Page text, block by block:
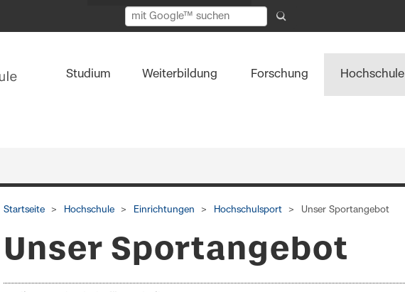
Studium Weiterbildung Forschung Hochschule
Startseite Hochschule Einrichtungen Hochschulsport Unser Sportangebot
Unser Sportangebot